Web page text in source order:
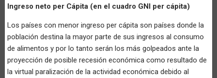
Ingreso neto per Cápita (en el cuadro GNI per cápita)
Los países con menor ingreso per cápita son países donde la
población destina la mayor parte de sus ingresos al consumo
de alimentos y por lo tanto serán los más golpeados ante la
proyección de posible recesión económica como resultado de
la virtual paralización de la actividad económica debido al